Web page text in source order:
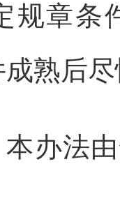
规章条
熟后
办法由